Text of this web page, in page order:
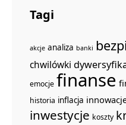
Tagi
akcje analiza banki
chwilówki
emocje finanse
historia inflacja
inwestycje koszty